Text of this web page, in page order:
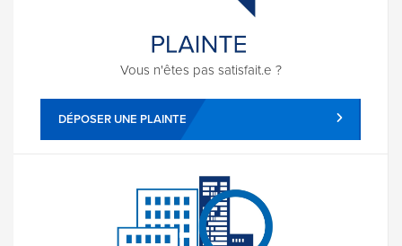
Vous n'êtes pas satisfait.e ?
DÉPOSER UNE PLAINTE